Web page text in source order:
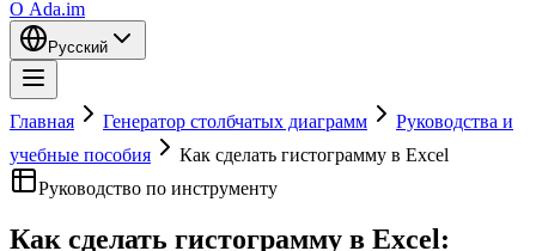
О Ada.im
Русский
Главная Генератор столбчатых диаграмм
Руководства и
учебные пособия
Как сделать гистограмму в Excel
Руководство по инструменту
Как сделать гистограмму в Excel: